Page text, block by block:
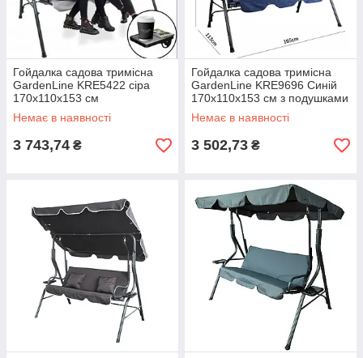
Гойдалка садова тримісна
GardenLine KRE5422 сіра
170x110x153 см
Немає в наявності
3 743,74 ₴
Гойдалка садова тримісна
GardenLine KRE9696 Синій
170x110x153 см з подушками
Немає в наявності
3 502,73 ₴